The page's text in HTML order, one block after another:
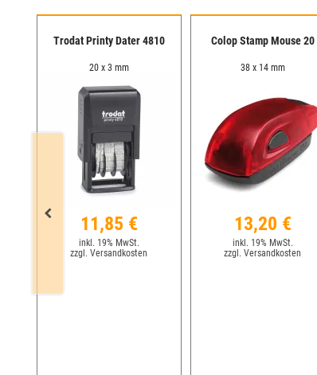
Trodat Printy Dater 4810
20 x 3 mm
11,85 €
inkl. 19% MwSt.
zzgl. Versandkosten
Colop Stamp Mouse 20
38 x 14 mm
13,20 €
inkl. 19% MwSt.
zzgl. Versandkosten